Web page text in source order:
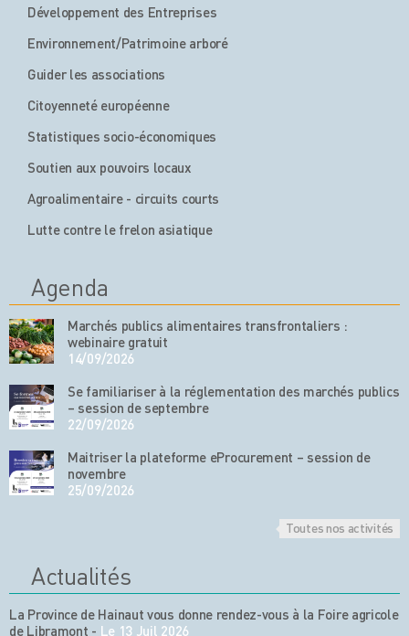
Développement des Entreprises
Environnement/Patrimoine arboré
Guider les associations
Citoyenneté européenne
Statistiques socio-économiques
Soutien aux pouvoirs locaux
Agroalimentaire - circuits courts
Lutte contre le frelon asiatique
Agenda
Marchés publics alimentaires transfrontaliers :
webinaire gratuit
14/09/2026
Se familiariser à la réglementation des marchés publics
– session de septembre
22/09/2026
Maitriser la plateforme eProcurement – session de
novembre
25/09/2026
Toutes nos activités
Actualités
La Province de Hainaut vous donne rendez-vous à la Foire agricole
de Libramont - Le 13 Juil 2026